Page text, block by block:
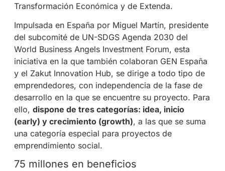
Transformación Económica y de Extenda.
Impulsada en España por Miguel Martín, presidente
del subcomité de UN-SDGS Agenda 2030 del
World Business Angels Investment Forum, esta
iniciativa en la que también colaboran GEN España
y el Zakut Innovation Hub, se dirige a todo tipo de
emprendedores, con independencia de la fase de
desarrollo en la que se encuentre su proyecto. Para
ello, dispone de tres categorías: idea, inicio
(early) y crecimiento (growth), a las que se suma
una categoría especial para proyectos de
emprendimiento social.
75 millones en beneficios